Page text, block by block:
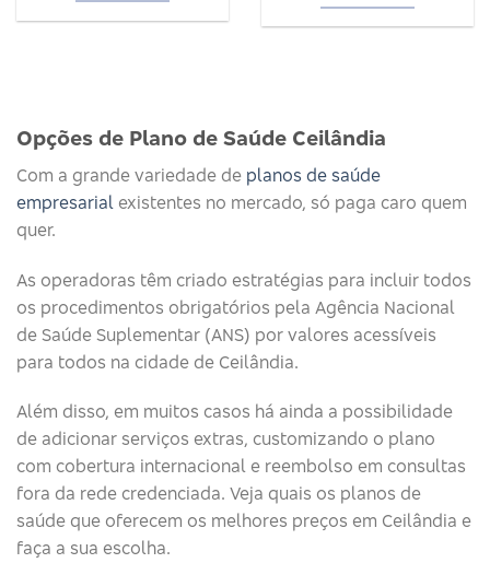
Opções de Plano de Saúde Ceilândia
Com a grande variedade de planos de saúde
empresarial existentes no mercado, só paga caro quem
quer.
As operadoras têm criado estratégias para incluir todos
os procedimentos obrigatórios pela Agência Nacional
de Saúde Suplementar (ANS) por valores acessíveis
para todos na cidade de Ceilândia.
Além disso, em muitos casos há ainda a possibilidade
de adicionar serviços extras, customizando o plano
com cobertura internacional e reembolso em consultas
fora da rede credenciada. Veja quais os planos de
saúde que oferecem os melhores preços em Ceilândia e
faça a sua escolha.